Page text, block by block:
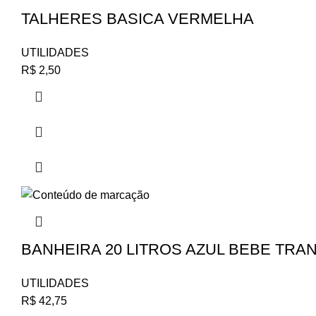
TALHERES BASICA VERMELHA
UTILIDADES
R$ 2,50
BANHEIRA 20 LITROS AZUL BEBE
UTILIDADES
R$ 42,75